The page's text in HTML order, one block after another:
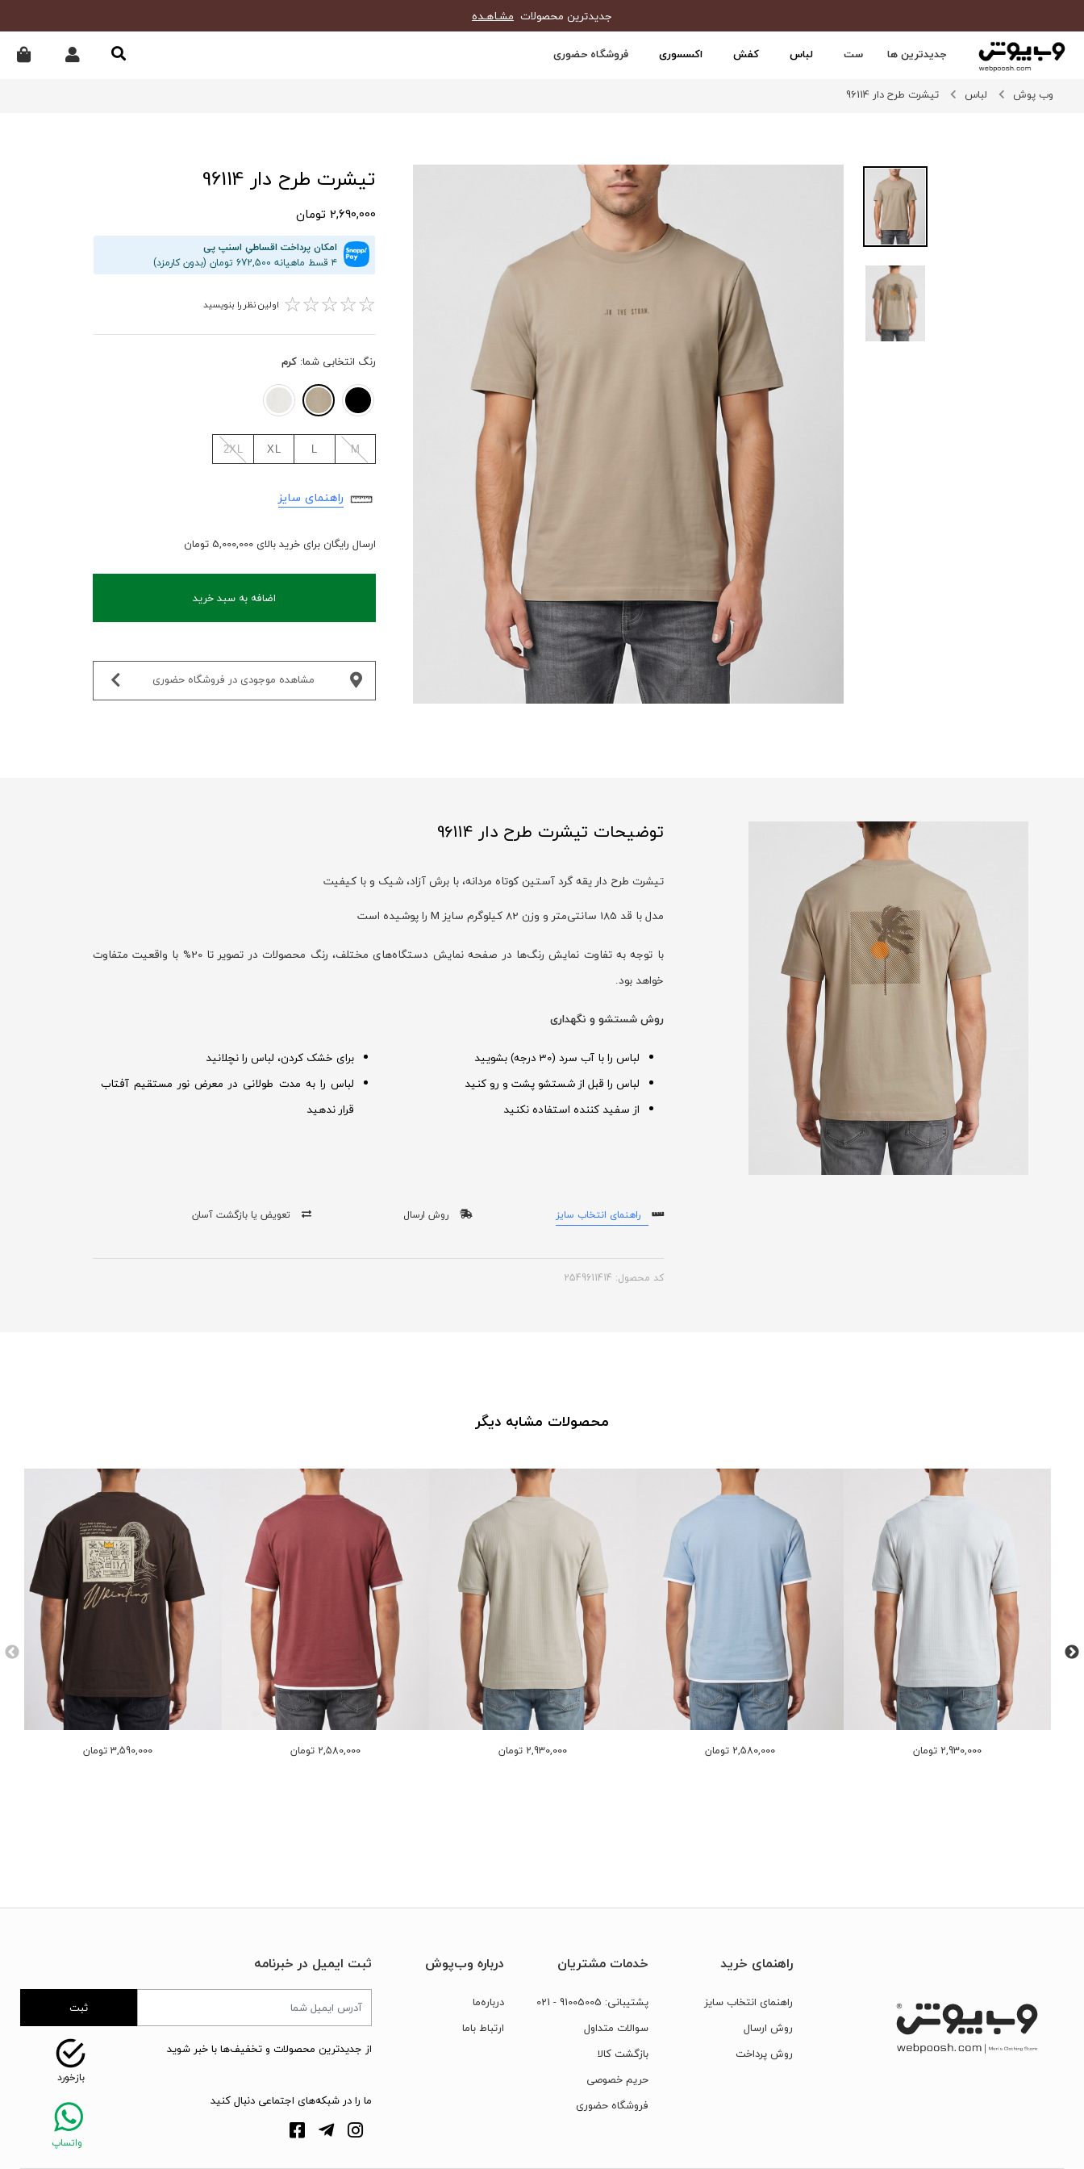
جدیدترین محصولات مشـاهـده
جدیدترین ها ست لباس کفش اکسسوری فروشگاه حضوری
وب پوش لباس تیشرت طرح دار 96114
تیشرت طرح دار 96114
2,690,000 تومان
امکان پرداخت اقساطیِ اسنپ پی
۴ قسط ماهیانه 672,500 تومان (بدون کارمزد)
☆
☆
☆
☆
☆ اولین نظر را بنویسید
رنگ انتخابی شما: کرم
M
L
XL
2XL
راهنمای سایز
ارسال رایگان برای خرید بالای 5,000,000 تومان
اضافه به سبد خرید
مشاهده موجودی در فروشگاه حضوری‌
توضیحات تیشرت طرح دار 96114
تیشرت طرح دار یقه گرد آستین کوتاه مردانه، با برش آزاد، شیک و با کیفیت
مدل با قد 185 سانتی‌متر و وزن 82 کیلوگرم سایز M را پوشیده است
با توجه به تفاوت نمایش رنگ‌ها در صفحه نمایش دستگاه‌های مختلف، رنگ محصولات در تصویر تا 20% با واقعیت متفاوت
خواهد بود.
روش شستشو و نگهداری
لباس را با آب سرد (30 درجه) بشویید
لباس را قبل از شستشو پشت و رو کنید
از سفید کننده استفاده نکنید
برای خشک کردن، لباس را نچلانید
لباس را به مدت طولانی در معرض نور مستقیم آفتاب
قرار ندهید
راهنمای انتخاب سایز روش ارسال تعویض یا بازگشت آسان
کد محصول: 2549611414
محصولات مشابه دیگر
3,590,000 تومان 2,580,000 تومان 2,930,000 تومان 2,580,000 تومان 2,930,000 تومان
راهنمای خرید
راهنمای انتخاب سایز
روش ارسال
روش پرداخت
خدمات مشتریان
پشتیبانی: 91005005
- 021
سوالات متداول
بازگشت کالا
حریم خصوصی
فروشگاه حضوری
درباره وب‌پوش
درباره‌ما
ارتباط‌ با‌ما
ثبت ایمیل در خبرنامه
ثبت
از جدیدترین محصولات و تخفیف‌ها با خبر شوید
ما را در شبکه‌های اجتماعی دنبال کنید